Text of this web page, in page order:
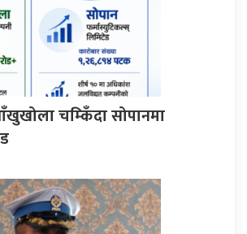
चम्किँदा सोपानमा